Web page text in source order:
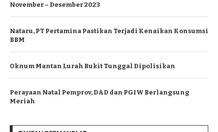
November – Desember 2023
Nataru, PT Pertamina Pastikan Terjadi Kenaikan Konsumsi
BBM
Oknum Mantan Lurah Bukit Tunggal Dipolisikan
Perayaan Natal Pemprov, DAD dan PGIW Berlangsung
Meriah